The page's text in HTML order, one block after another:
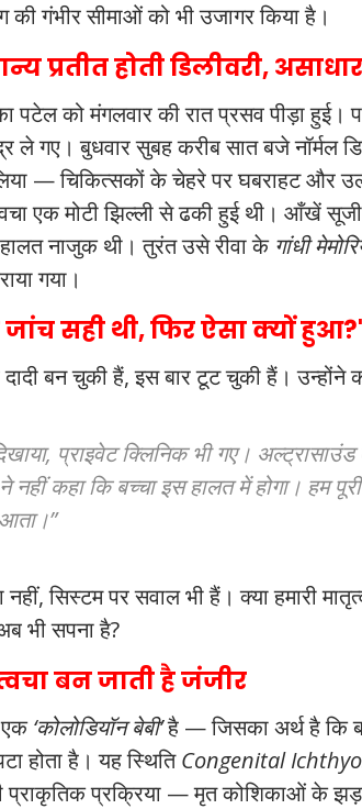
गंभीर सीमाओं को भी उजागर किया है।
प्रतीत होती डिलीवरी,
पटेल को मंगलवार की रात प्रसव पीड़ा
ले गए। बुधवार सुबह करीब सात बजे नॉर्मल
— चिकित्सकों के चेहरे पर घबराहट और
एक मोटी झिल्ली से ढकी हुई थी। आँखें
नाजुक थी। तुरंत उसे रीवा के गांधी
गया।
सही थी, फिर ऐसा क्यों
दादी बन चुकी हैं, इस बार टूट चुकी हैं।
प्राइवेट क्लिनिक भी गए। अल्ट्रासाउंड
नहीं कहा कि बच्चा इस हालत में होगा। हम
नहीं, सिस्टम पर सवाल भी हैं। क्या हमारी
भी सपना है?
बन जाती है जंजीर
एक‘कोलोडियॉन बेबी’है — जिसका अर्थ है कि
होता है। यह स्थितिCongenital
प्राकृतिक प्रक्रिया — मृत कोशिकाओं के